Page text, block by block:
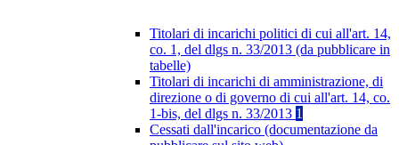
Titolari di incarichi politici di cui all'art. 14,
co. 1, del dlgs n. 33/2013 (da pubblicare in
tabelle)
Titolari di incarichi di amministrazione, di
direzione o di governo di cui all'art. 14, co.
1-bis, del dlgs n. 33/2013 1
Cessati dall'incarico (documentazione da